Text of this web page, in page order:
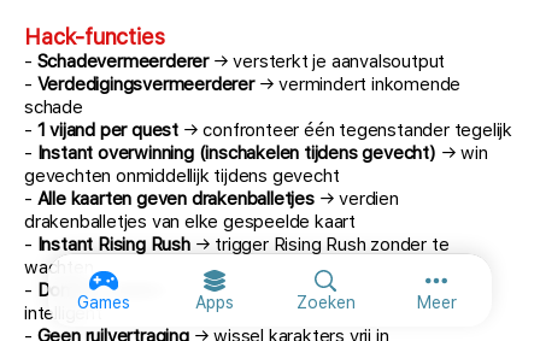
Games Apps Zoeken Meer
Meer opties
Hack-functies
- Schadevermeerderer→ versterkt je aanvalsoutput
- Verdedigingsvermeerderer→ vermindert inkomende
schade
- 1 vijand per quest → confronteer één tegenstander tegelijk
- Instant overwinning (inschakelen tijdens gevecht) → win
gevechten onmiddellijk tijdens gevecht
- Alle kaarten geven drakenballetjes→ verdien
drakenballetjes van elke gespeelde kaart
- Instant Rising Rush→ trigger Rising Rush zonder te
wachten
- Domme vijanden
→ tegenstanders spelen minder
intelligent
- Geen ruilvertraging→ wissel karakters vrij in